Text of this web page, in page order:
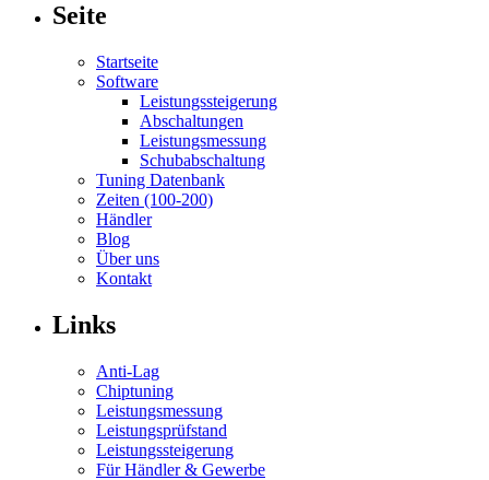
Seite
Startseite
Software
Leistungssteigerung
Abschaltungen
Leistungsmessung
Schubabschaltung
Tuning Datenbank
Zeiten (100-200)
Händler
Blog
Über uns
Kontakt
Links
Anti-Lag
Chiptuning
Leistungsmessung
Leistungsprüfstand
Leistungssteigerung
Für Händler & Gewerbe